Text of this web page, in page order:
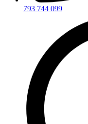
793 744 099